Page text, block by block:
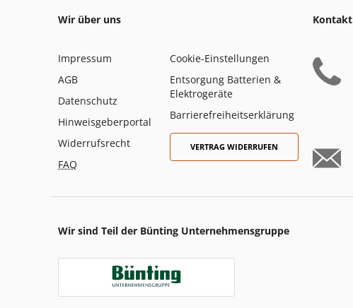
Wir über uns
Impressum
AGB
Datenschutz
Hinweisgeberportal
Widerrufsrecht
FAQ
Cookie-Einstellungen
Entsorgung Batterien &
Elektrogeräte
Barrierefreiheitserklärung
VERTRAG WIDERRUFEN
Kontakt
Wir sind Teil der Bünting Unternehmensgruppe